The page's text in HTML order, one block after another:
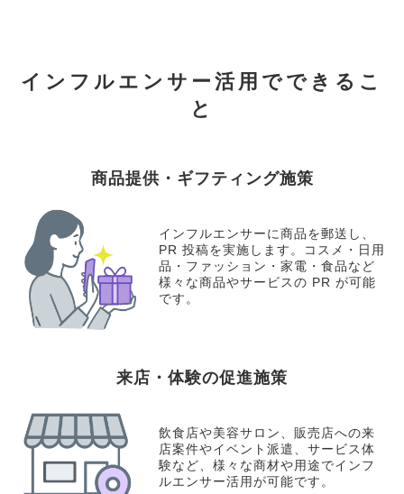
インフルエンサー活用でできるこ
と
商品提供・ギフティング施策
インフルエンサーに商品を郵送し、
PR 投稿を実施します。コスメ・日用
品・ファッション・家電・食品など
様々な商品やサービスの PR が可能
です。
来店・体験の促進施策
飲食店や美容サロン、販売店への来
店案件やイベント派遣、サービス体
験など、様々な商材や用途でインフ
ルエンサー活用が可能です。